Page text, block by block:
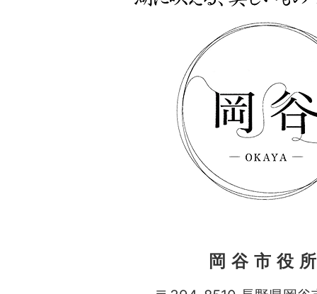
岡谷市役